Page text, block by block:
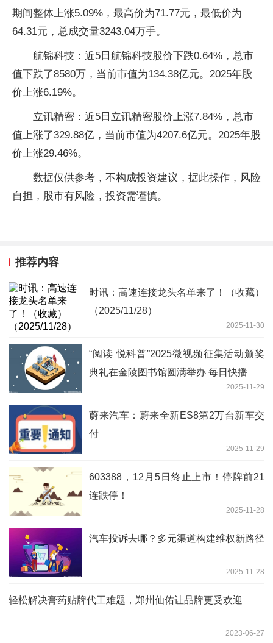
期间整体上涨5.09%，最高价为71.77元，最低价为
64.31元，总成交量3243.04万手。
航锦科技：近5日航锦科技股价下跌0.64%，总市
值下跌了8580万，当前市值为134.38亿元。2025年股
价上涨6.19%。
立讯精密：近5日立讯精密股价上涨7.84%，总市
值上涨了329.88亿，当前市值为4207.6亿元。2025年股
价上涨29.46%。
数据仅供参考，不构成投资建议，据此操作，风险
自担，股市有风险，投资需谨慎。
推荐内容
时讯：高速连接龙头名单来了！（收藏）
（2025/11/28）
2025-11-30
“阅读 悦科普”2025微视频征集活动颁奖
典礼在金陵图书馆圆满举办 每日快播
2025-11-29
蔚来汽车：蔚来全新ES8第2万台新车交
付
2025-11-29
603388，12月5日终止上市！停牌前21
连跌停！
2025-11-28
汽车投诉去哪？多元渠道构建维权新路径
2025-11-28
轻松解决膏药贴牌代工难题，郑州仙佑让品牌更受欢迎
2023-06-27